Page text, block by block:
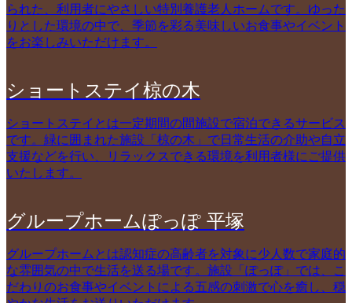
られた、利用者にやさしい特別養護老人ホームです。ゆった
りとした環境の中で、季節を彩る美味しいお食事やイベント
をお楽しみいただけます。
ショートステイ椋の木
ショートステイとは一定期間の間施設で宿泊できるサービス
です。緑に囲まれた施設「椋の木」で日常生活の介助や自立
支援などを行い、リラックスできる環境を利用者様にご提供
いたします。
グループホームぽっぽ 平塚
グループホームとは認知症の高齢者を対象に少人数で家庭的
な雰囲気の中で生活を送る場です。施設「ぽっぽ」では、こ
だわりのお食事やイベントによる五感の刺激で心を癒し、穏